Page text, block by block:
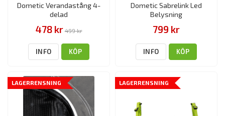
Dometic Verandastång 4-
delad
478 kr 499 kr
INFO KÖP
Dometic Sabrelink Led
Belysning
799 kr
INFO KÖP
LAGERRENSNING LAGERRENSNING